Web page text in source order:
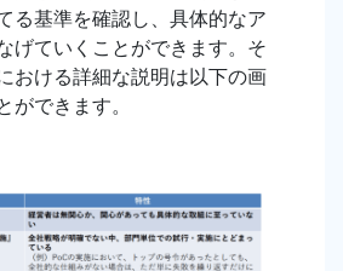
る基準を確認し、具体的なア
げていくことができます。 そ
おける詳細な説明は以下の画
ができます。